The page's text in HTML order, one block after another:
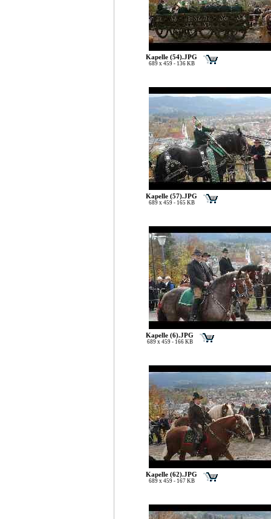
Kapelle (54).JPG
689 x 459 - 136 KB
Kapelle (57).JPG
689 x 459 - 165 KB
Kapelle (6).JPG
689 x 459 - 166 KB
Kapelle (62).JPG
689 x 459 - 167 KB